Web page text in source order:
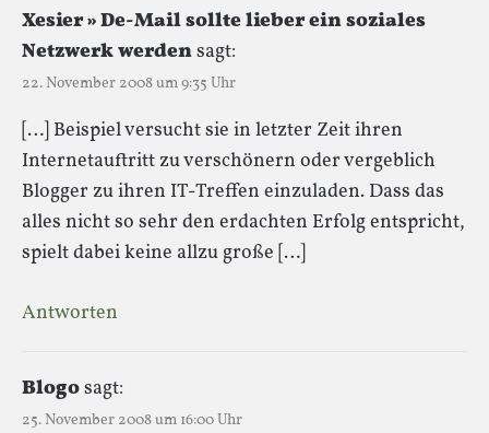
Xesier » De-Mail sollte lieber ein soziales
Netzwerk werdensagt:
22. November 2008 um 9:35 Uhr
[…] Beispiel versucht sie in letzter Zeit ihren
Internetauftritt zu verschönern oder vergeblich
Blogger zu ihren IT-Treffen einzuladen. Dass das
alles nicht so sehr den erdachten Erfolg entspricht,
spielt dabei keine allzu große […]
Antworten
Blogosagt:
25. November 2008 um 16:00 Uhr